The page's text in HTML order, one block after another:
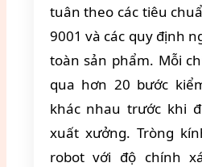
tuân theo các tiêu
9001 và các quy định
toàn sản phẩm. Mỗi
qua hơn 20 bước
khác nhau trước khi
xuất xưởng. Tròng
robot với độ chính